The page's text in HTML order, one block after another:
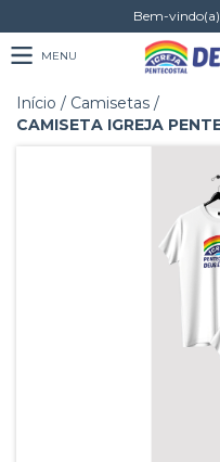
Bem-
MENU
Início / Camisetas /
CAMISETA IGREJA